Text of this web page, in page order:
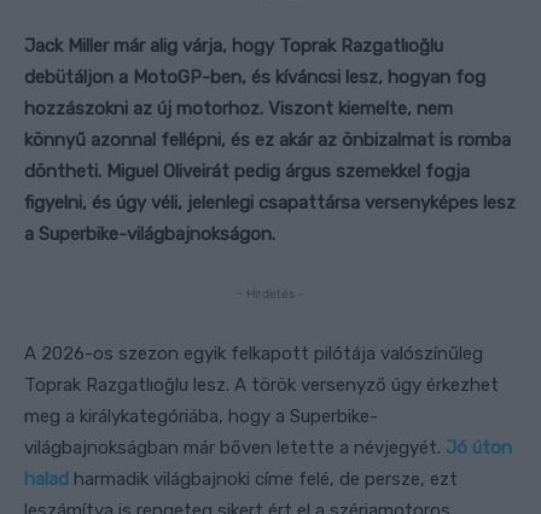
Jack Miller már alig várja, hogy Toprak Razgatlıoğlu
debütáljon a MotoGP-ben, és kíváncsi lesz, hogyan fog
hozzászokni az új motorhoz. Viszont kiemelte, nem
könnyű azonnal fellépni, és ez akár az önbizalmat is romba
döntheti. Miguel Oliveirát pedig árgus szemekkel fogja
figyelni, és úgy véli, jelenlegi csapattársa versenyképes lesz
a Superbike-világbajnokságon.
- Hirdetés -
A 2026-os szezon egyik felkapott pilótája valószínűleg
Toprak Razgatlıoğlu lesz. A török versenyző úgy érkezhet
meg a királykategóriába, hogy a Superbike-
világbajnokságban már bőven letette a névjegyét. Jó úton
halad harmadik világbajnoki címe felé, de persze, ezt